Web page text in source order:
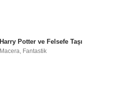
Harry Potter ve Felsefe Taşı
Macera, Fantastik